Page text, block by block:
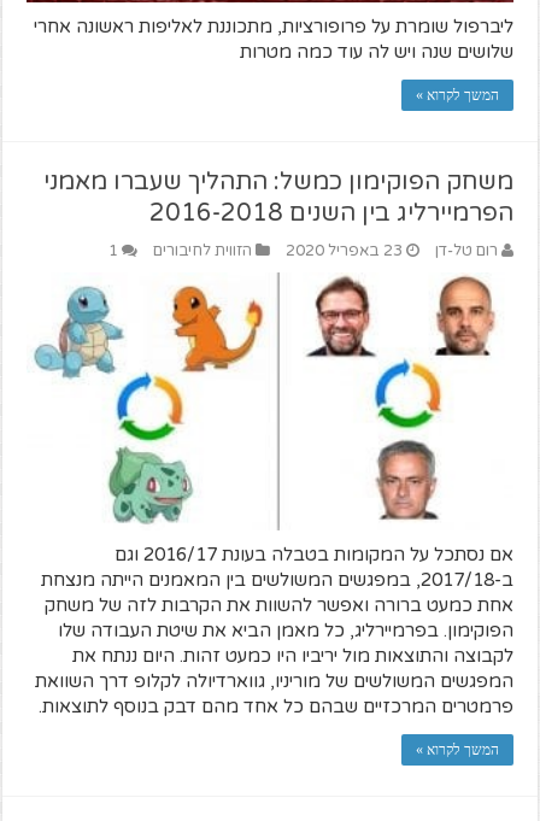
ליברפול שומרת על פרופורציות, מתכוננת לאליפות ראשונה אחרי
שלושים שנה ויש לה עוד כמה מטרות
המשך לקרוא »
משחק הפוקימון כמשל: התהליך שעברו מאמני
הפרמיירליג בין השנים 2016-2018
רום טל-דן 23 באפריל 2020 הזווית לחיבורים 1
אם נסתכל על המקומות בטבלה בעונת 2016/17 וגם
ב-2017/18, במפגשים המשולשים בין המאמנים הייתה מנצחת
אחת כמעט ברורה ואפשר להשוות את הקרבות לזה של משחק
הפוקימון. בפרמיירליג, כל מאמן הביא את שיטת העבודה שלו
לקבוצה והתוצאות מול יריביו היו כמעט זהות. היום ננתח את
המפגשים המשולשים של מוריניו, גווארדיולה לקלופ דרך השוואת
פרמטרים המרכזיים שבהם כל אחד מהם דבק בנוסף לתוצאות.
המשך לקרוא »